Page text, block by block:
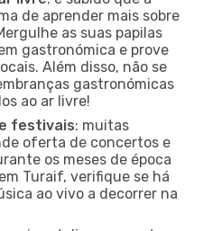
de aprender mais sobre
as suas papilas
gastronómica e prove
Além disso, não se
gastronómicas
ao ar livre!
festivais: muitas
oferta de concertos e
os meses de época
Turaif, verifique se há
ao vivo a decorrer na